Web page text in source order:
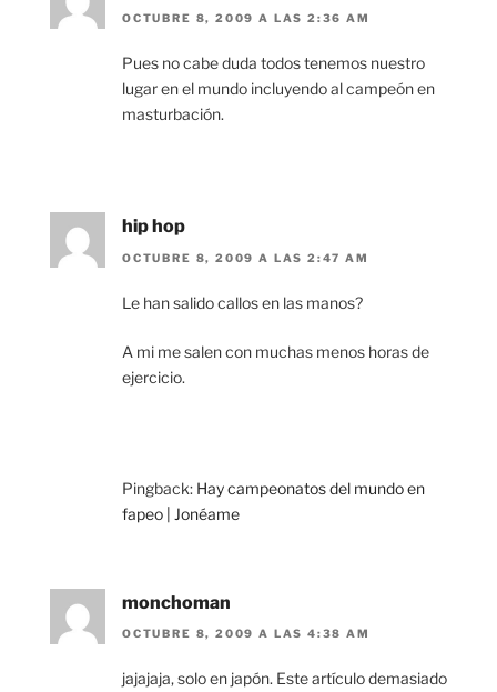
OCTUBRE 8, 2009 A LAS 2:36 AM
Pues no cabe duda todos tenemos nuestro
lugar en el mundo incluyendo al campeón en
masturbación.
hip hop
OCTUBRE 8, 2009 A LAS 2:47 AM
Le han salido callos en las manos?
A mi me salen con muchas menos horas de
ejercicio.
Pingback: Hay campeonatos del mundo en
fapeo | Jonéame
monchoman
OCTUBRE 8, 2009 A LAS 4:38 AM
jajajaja, solo en japón. Este artículo demasiado